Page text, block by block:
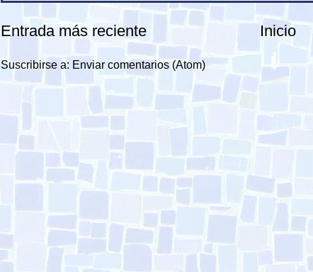
Entrada más reciente Inicio
Suscribirse a: Enviar comentarios (Atom)